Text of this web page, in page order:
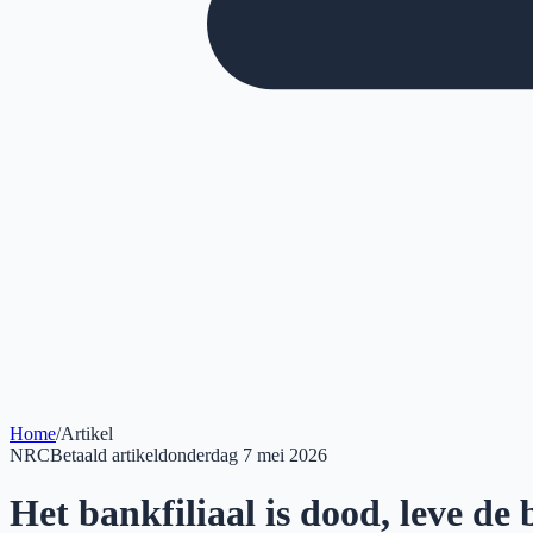
Home/Artikel
NRCBetaald artikeldonderdag 7 mei 2026
Het bankfiliaal is dood, leve de